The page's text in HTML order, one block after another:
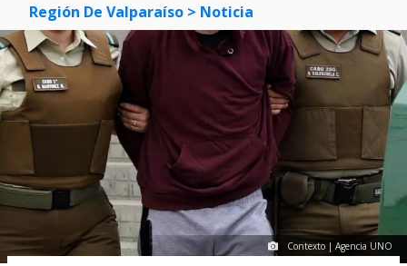
Región De Valparaíso > Noticia
Contexto | Agencia UNO